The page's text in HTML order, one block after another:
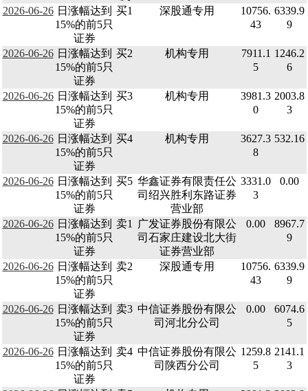
2026-06-26 日涨幅达到
15%的前5只
证券
买1 深股通专用
10756.
43
6339.9
9
2026-06-26 日涨幅达到
15%的前5只
证券
买2 机构专用
7911.1
5
1246.2
6
2026-06-26 日涨幅达到
15%的前5只
证券
买3 机构专用
3981.3
0
2003.8
3
2026-06-26 日涨幅达到
15%的前5只
证券
买4 机构专用
3627.3
8
532.16
2026-06-26 日涨幅达到
15%的前5只
证券
买5 华鑫证券有限责任公
司绍兴胜利东路证券
营业部
3331.0
3
0.00
2026-06-26 日涨幅达到
15%的前5只
证券
卖1
广发证券股份有限公
司石家庄建设北大街
证券营业部
0.00
8967.7
9
2026-06-26 日涨幅达到
15%的前5只
证券
卖2 深股通专用
10756.
43
6339.9
9
2026-06-26 日涨幅达到
15%的前5只
证券
卖3 中信证券股份有限公
司河北分公司
0.00
6074.6
5
2026-06-26 日涨幅达到
15%的前5只
证券
卖4 中信证券股份有限公
司陕西分公司
1259.8
5
2141.1
3